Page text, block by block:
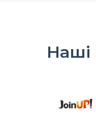
Наші